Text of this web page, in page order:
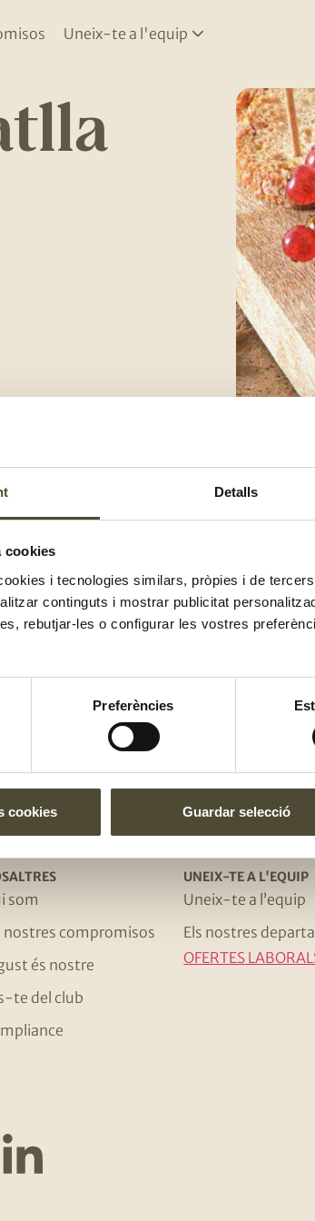
Detalls
cookies
i tecnologies similars, pròpies i de
continguts i mostrar publicitat
rebutjar-les o configurar les vostres
Preferències
cookies Guardar selecció
Uneix-te a l'equip
i la maionesa fins a aconseguir
en vertical per aguantar
lumpus i un trosset d'anxova.
El gust és
som
nostres compromisos
és nostre
te del club
UNEIX-TE A L'EQUIP
Uneix-te a l’equip
Els nostres
OFERTES